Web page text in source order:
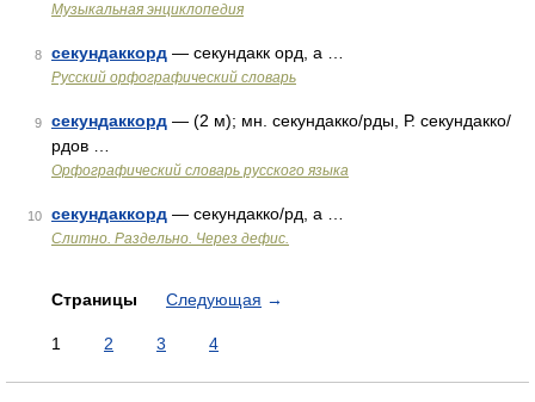
Музыкальная энциклопедия
8 секундаккорд — секундакк орд, а …
Русский орфографический словарь
9 секундаккорд — (2 м); мн. секундакко/рды, Р. секундакко/
рдов …
Орфографический словарь русского языка
10 секундаккорд — секундакко/рд, а …
Слитно. Раздельно. Через дефис.
Страницы Следующая →
1 2 3 4